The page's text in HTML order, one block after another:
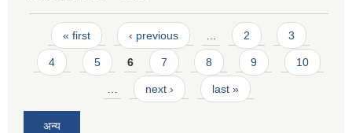
Pages
« first ‹ previous … 2 3
4 5 6 7 8 9 10
… next › last »
अन्य